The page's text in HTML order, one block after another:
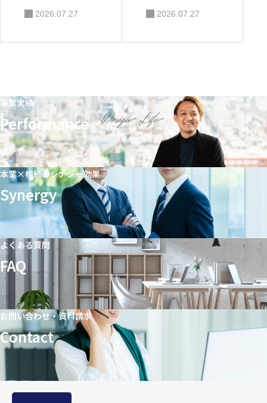
しいビジネス
モデル
2026.07.27 2026.07.27
事業実績
Performance
本業×相続のシナジー効果
Synergy
よくある質問
FAQ
お問い合わせ・資料請求
Contact